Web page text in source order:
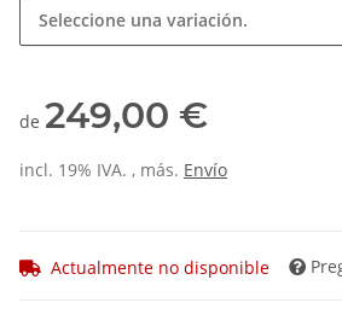
Seleccione una variación.
de 249,00 €
incl. 19% IVA. , más. Envío
Actualmente no disponible